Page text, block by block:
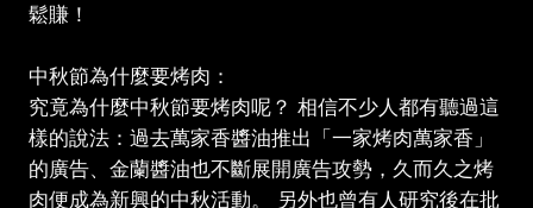
鬆賺！
中秋節為什麼要烤肉：
究竟為什麼中秋節要烤肉呢？ 相信不少人都有聽過這
樣的說法：過去萬家香醬油推出「一家烤肉萬家香」
的廣告、金蘭醬油也不斷展開廣告攻勢，久而久之烤
肉便成為新興的中秋活動。 另外也曾有人研究後在批